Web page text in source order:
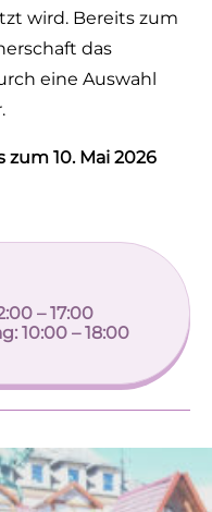
wird. Bereits zum
das
eine Auswahl
10. Mai 2026
– 17:00
10:00 – 18:00